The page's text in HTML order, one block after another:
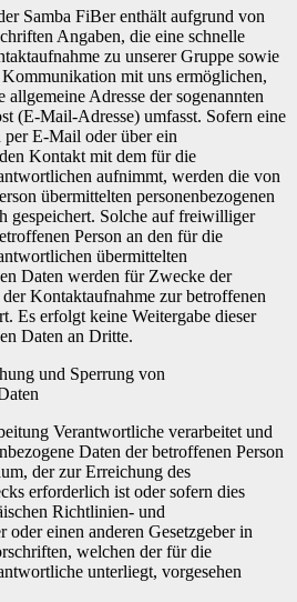
Samba FiBer enthält aufgrund von
Angaben, die eine schnelle
zu unserer Gruppe sowie
mit uns ermöglichen,
allgemeine Adresse der sogenannten
(E-Mail-Adresse) umfasst. Sofern eine
per E-Mail oder über ein
Kontakt mit dem für die
aufnimmt, werden die von
übermittelten personenbezogenen
gespeichert. Solche auf freiwilliger
Person an den für die
übermittelten
Daten werden für Zwecke der
Kontaktaufnahme zur betroffenen
Es erfolgt keine Weitergabe dieser
Daten an Dritte.
und Sperrung von
Verantwortliche verarbeitet und
Daten der betroffenen Person
der zur Erreichung des
erforderlich ist oder sofern dies
Richtlinien- und
oder einen anderen Gesetzgeber in
welchen der für die
unterliegt, vorgesehen